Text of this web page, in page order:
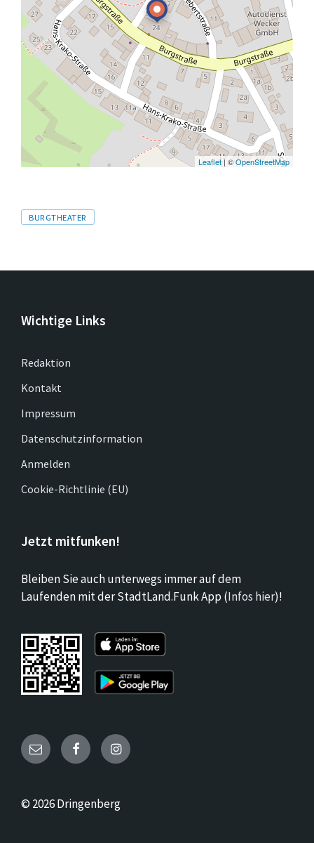
Leaflet| ©OpenStreetMap
Tags
BURGTHEATER
Wichtige Links
Redaktion
Kontakt
Impressum
Datenschutzinformation
Anmelden
Cookie-Richtlinie (EU)
Jetzt mitfunken!
Bleiben Sie auch unterwegs immer auf dem
Laufenden mit der StadtLand.Funk App (Infos hier)!
Email FacebookInstagram
© 2026 Dringenberg